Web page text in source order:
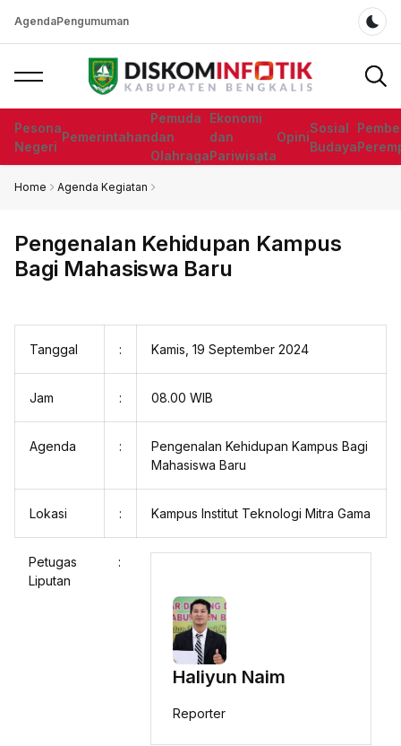
AgendaPengumuman
Pesona
Negeri
Pemerintahan
Pemuda
dan
Olahraga
Ekonomi
dan
Pariwisata
Opini
Sosial
Budaya
Home Agenda Kegiatan
Pengenalan Kehidupan Kampus
Bagi Mahasiswa Baru
Tanggal : Kamis, 19 September 2024
Jam : 08.00 WIB
Agenda :
Pengenalan Kehidupan Kampus Bagi
Mahasiswa Baru
Lokasi : Kampus Institut Teknologi Mitra Gama
Petugas
Liputan
:
Haliyun Naim
Reporter